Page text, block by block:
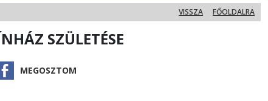
FŐOLDALRA
VISSZA
SZÜLETÉSE
MEGOSZTOM